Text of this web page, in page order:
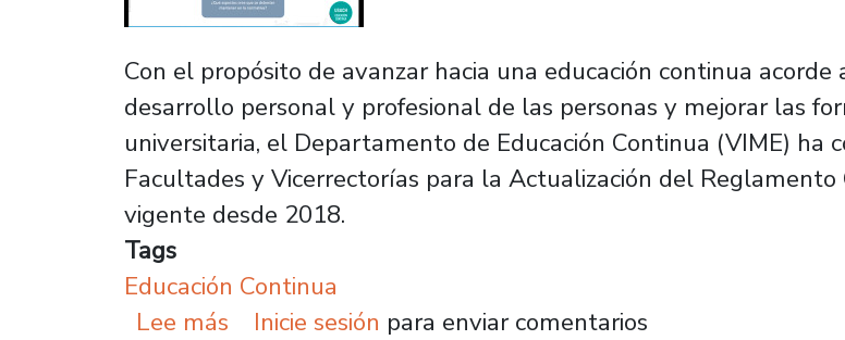
Con el propósito de avanzar hacia una educación continua
desarrollo personal y profesional de las personas y mejorar las
universitaria, el Departamento de Educación Continua (VIME) ha
Facultades y Vicerrectorías para la Actualización del Reglamento
vigente desde 2018.
Tags
Educación Continua
Lee más sobre Educación Continua finaliza proceso de
Inicie sesión para enviar comentarios